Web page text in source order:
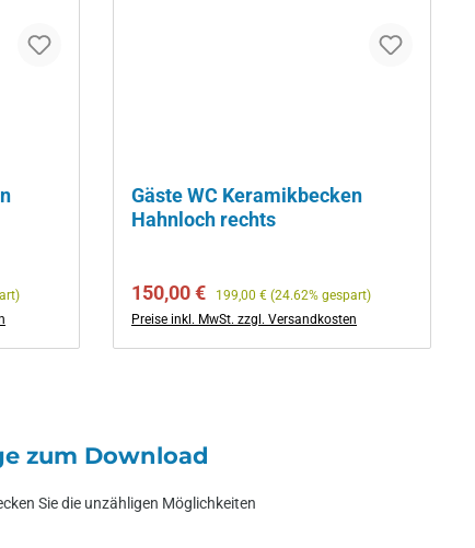
Gäste WC Keramikbecken
Hahnloch rechts
Verkaufspreis:
150,00 € Regulärer Preis:
199,00 € (24.62% gespart)
Preise inkl. MwSt. zzgl. Versandkosten
zum Download
Sie die unzähligen Möglichkeiten